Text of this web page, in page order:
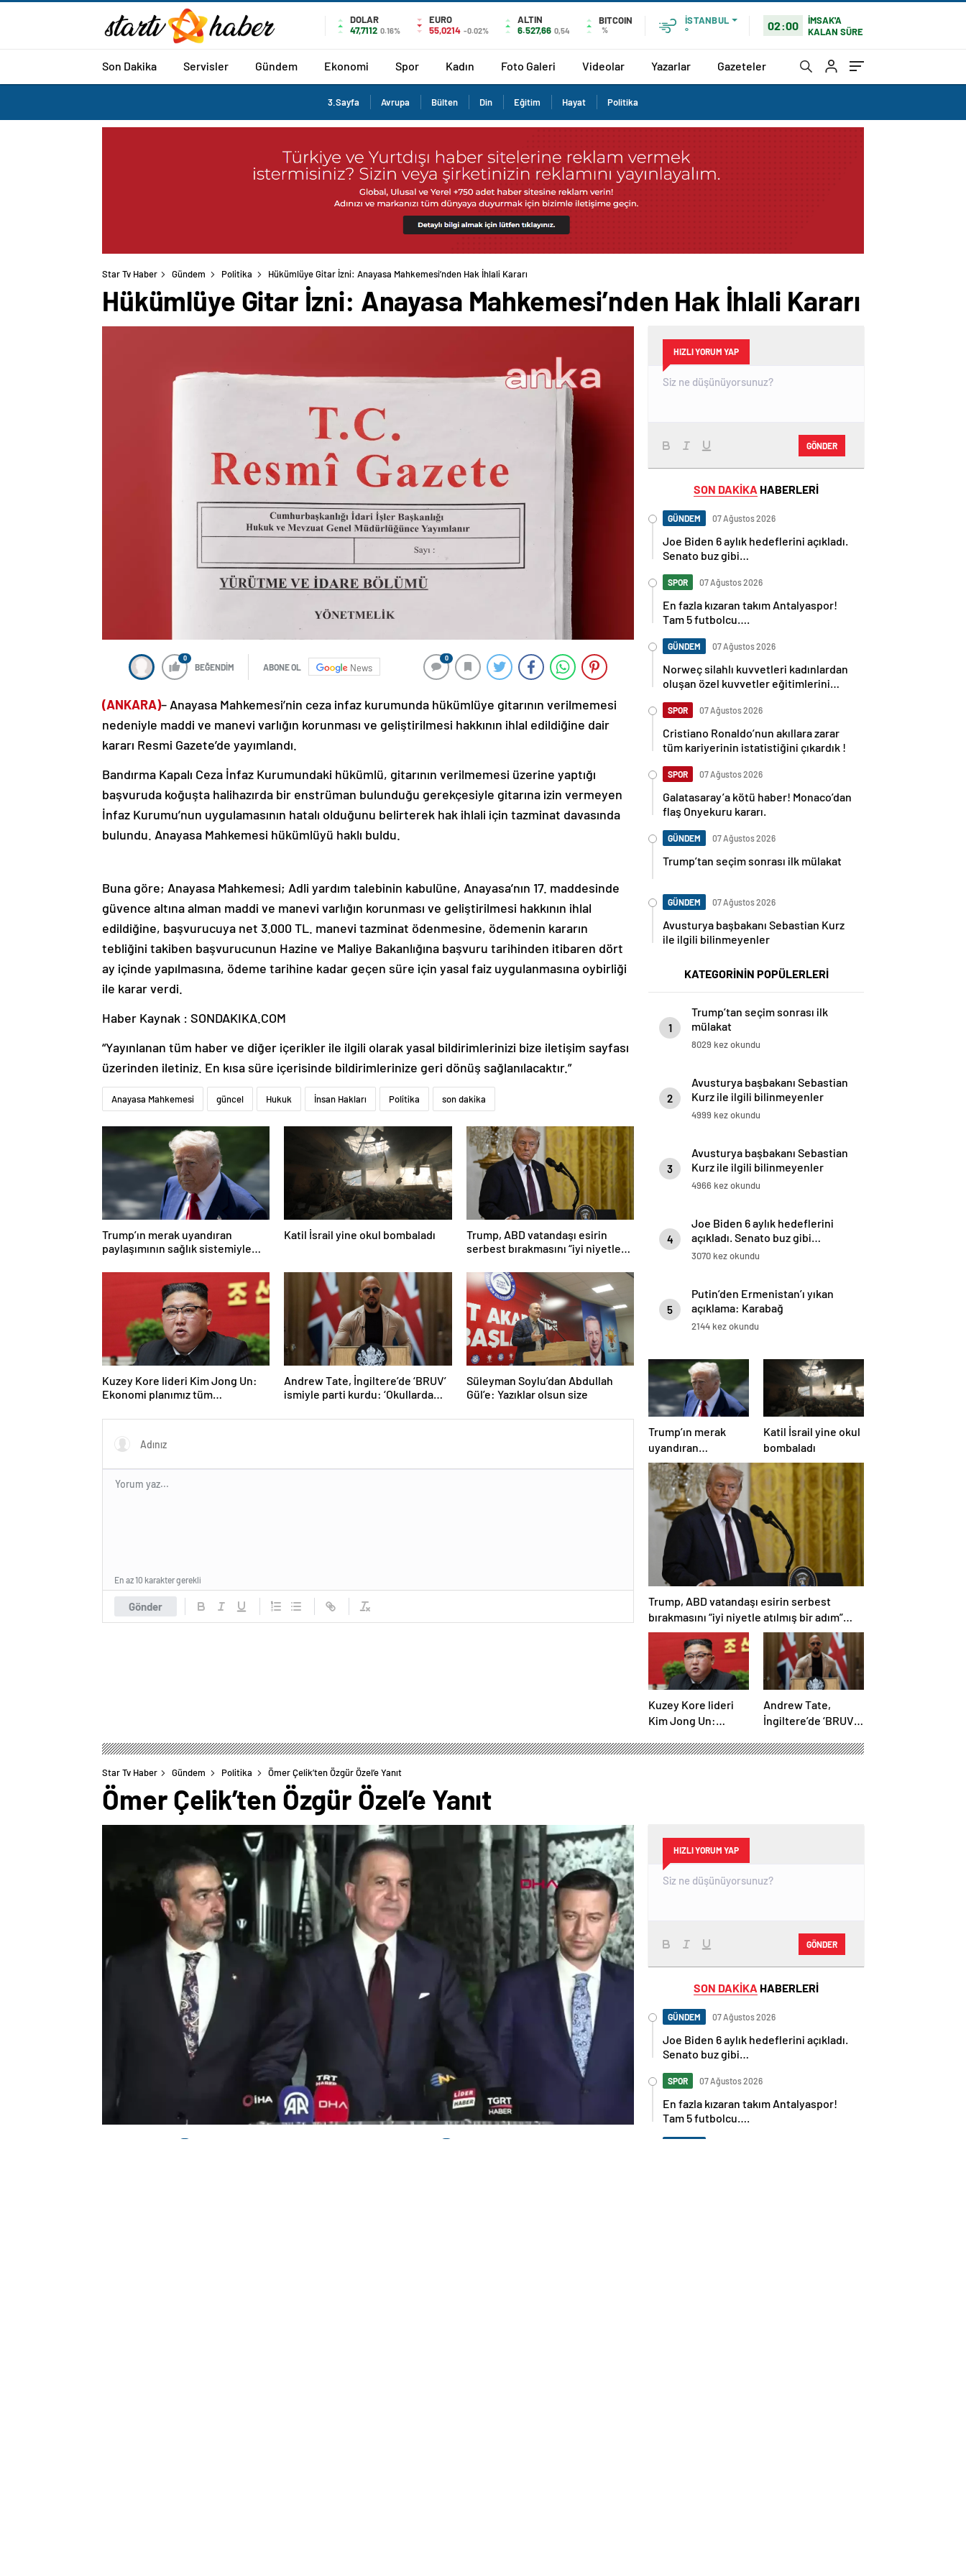
DOLAR
47,7112 0.16%
EURO
55,0214 -0.02%
ALTIN
6.527,66 0,54
BITCOIN
%
İSTANBUL
°
02:00
İMSAK'A
KALAN SÜRE
Son Dakika Servisler Gündem Ekonomi Spor Kadın Foto Galeri Videolar Yazarlar Gazeteler
3.Sayfa Avrupa Bülten Din Eğitim Hayat Politika
Star Tv Haber Gündem Politika Hükümlüye Gitar İzni: Anayasa Mahkemesi’nden Hak İhlali Kararı
Hükümlüye Gitar İzni: Anayasa Mahkemesi’nden Hak İhlali Kararı
0
BEĞENDİM ABONE OL News
0
(ANKARA)– Anayasa Mahkemesi’nin ceza infaz kurumunda hükümlüye gitarının verilmemesi
nedeniyle maddi ve manevi varlığın korunması ve geliştirilmesi hakkının ihlal edildiğine dair
kararı Resmi Gazete’de yayımlandı.
Bandırma Kapalı Ceza İnfaz Kurumundaki hükümlü, gitarının verilmemesi üzerine yaptığı
başvuruda koğuşta halihazırda bir enstrüman bulunduğu gerekçesiyle gitarına izin vermeyen
İnfaz Kurumu’nun uygulamasının hatalı olduğunu belirterek hak ihlali için tazminat davasında
bulundu. Anayasa Mahkemesi hükümlüyü haklı buldu.
Buna göre; Anayasa Mahkemesi; Adli yardım talebinin kabulüne, Anayasa’nın 17. maddesinde
güvence altına alman maddi ve manevi varlığın korunması ve geliştirilmesi hakkının ihlal
edildiğine, başvurucuya net 3.000 TL. manevi tazminat ödenmesine, ödemenin kararın
tebliğini takiben başvurucunun Hazine ve Maliye Bakanlığına başvuru tarihinden itibaren dört
ay içinde yapılmasına, ödeme tarihine kadar geçen süre için yasal faiz uygulanmasına oybirliği
ile karar verdi.
Haber Kaynak : SONDAKIKA.COM
“Yayınlanan tüm haber ve diğer içerikler ile ilgili olarak yasal bildirimlerinizi bize iletişim sayfası
üzerinden iletiniz. En kısa süre içerisinde bildirimlerinize geri dönüş sağlanılacaktır.”
Anayasa Mahkemesi güncel Hukuk İnsan Hakları Politika son dakika
Trump’ın merak uyandıran
paylaşımının sağlık sistemiyle
Katil İsrail yine okul bombaladı
Trump, ABD vatandaşı esirin
serbest bırakmasını “iyi niyetle
değerlendirdi
Kuzey Kore lideri Kim Jong Un:
Ekonomi planımız tüm
Andrew Tate, İngiltere’de ‘BRUV’
ismiyle parti kurdu: ‘Okullarda
yasaklayacağız’
Süleyman Soylu’dan Abdullah
Gül’e: Yazıklar olsun size
Gönder
En az 10 karakter gerekli
HIZLI YORUM YAP
GÖNDER
SON DAKİKA HABERLERİ
GÜNDEM 07 Ağustos 2026
Joe Biden 6 aylık hedeflerini açıkladı.
Senato buz gibi…
SPOR 07 Ağustos 2026
En fazla kızaran takım Antalyaspor!
Tam 5 futbolcu….
GÜNDEM 07 Ağustos 2026
Norweç silahlı kuvvetleri kadınlardan
oluşan özel kuvvetler eğitimlerini
SPOR 07 Ağustos 2026
Cristiano Ronaldo’nun akıllara zarar
tüm kariyerinin istatistiğini çıkardık !
SPOR 07 Ağustos 2026
Galatasaray’a kötü haber! Monaco’dan
flaş Onyekuru kararı.
GÜNDEM 07 Ağustos 2026
Trump’tan seçim sonrası ilk mülakat
GÜNDEM 07 Ağustos 2026
Avusturya başbakanı Sebastian Kurz
ile ilgili bilinmeyenler
KATEGORİNİN POPÜLERLERİ
1
Trump’tan seçim sonrası ilk
mülakat
8029 kez okundu
2
Avusturya başbakanı Sebastian
Kurz ile ilgili bilinmeyenler
4999 kez okundu
3
Avusturya başbakanı Sebastian
Kurz ile ilgili bilinmeyenler
4966 kez okundu
4
Joe Biden 6 aylık hedeflerini
açıkladı. Senato buz gibi…
3070 kez okundu
5
Putin’den Ermenistan’ı yıkan
açıklama: Karabağ
Azerbaycan’ın ayrılmaz bir
2144 kez okundu
Trump’ın merak
uyandıran
paylaşımının sağlık
sistemiyle ilgili
kararname olduğu
anlaşıldı
Katil İsrail yine okul
bombaladı
Trump, ABD vatandaşı esirin serbest
bırakmasını “iyi niyetle atılmış bir adım”
olarak değerlendirdi
Kuzey Kore lideri
Kim Jong Un:
tüm sektörlerde
Andrew Tate,
İngiltere’de ‘BRUV’
‘Okullarda LGBT
Star Tv Haber Gündem Politika Ömer Çelik’ten Özgür Özel’e Yanıt
Ömer Çelik’ten Özgür Özel’e Yanıt
HIZLI YORUM YAP
GÖNDER
SON DAKİKA HABERLERİ
GÜNDEM 07 Ağustos 2026
Joe Biden 6 aylık hedeflerini açıkladı.
Senato buz gibi…
SPOR 07 Ağustos 2026
En fazla kızaran takım Antalyaspor!
Tam 5 futbolcu….